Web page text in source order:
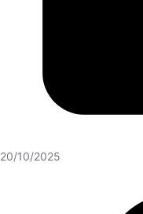
20/10/2025